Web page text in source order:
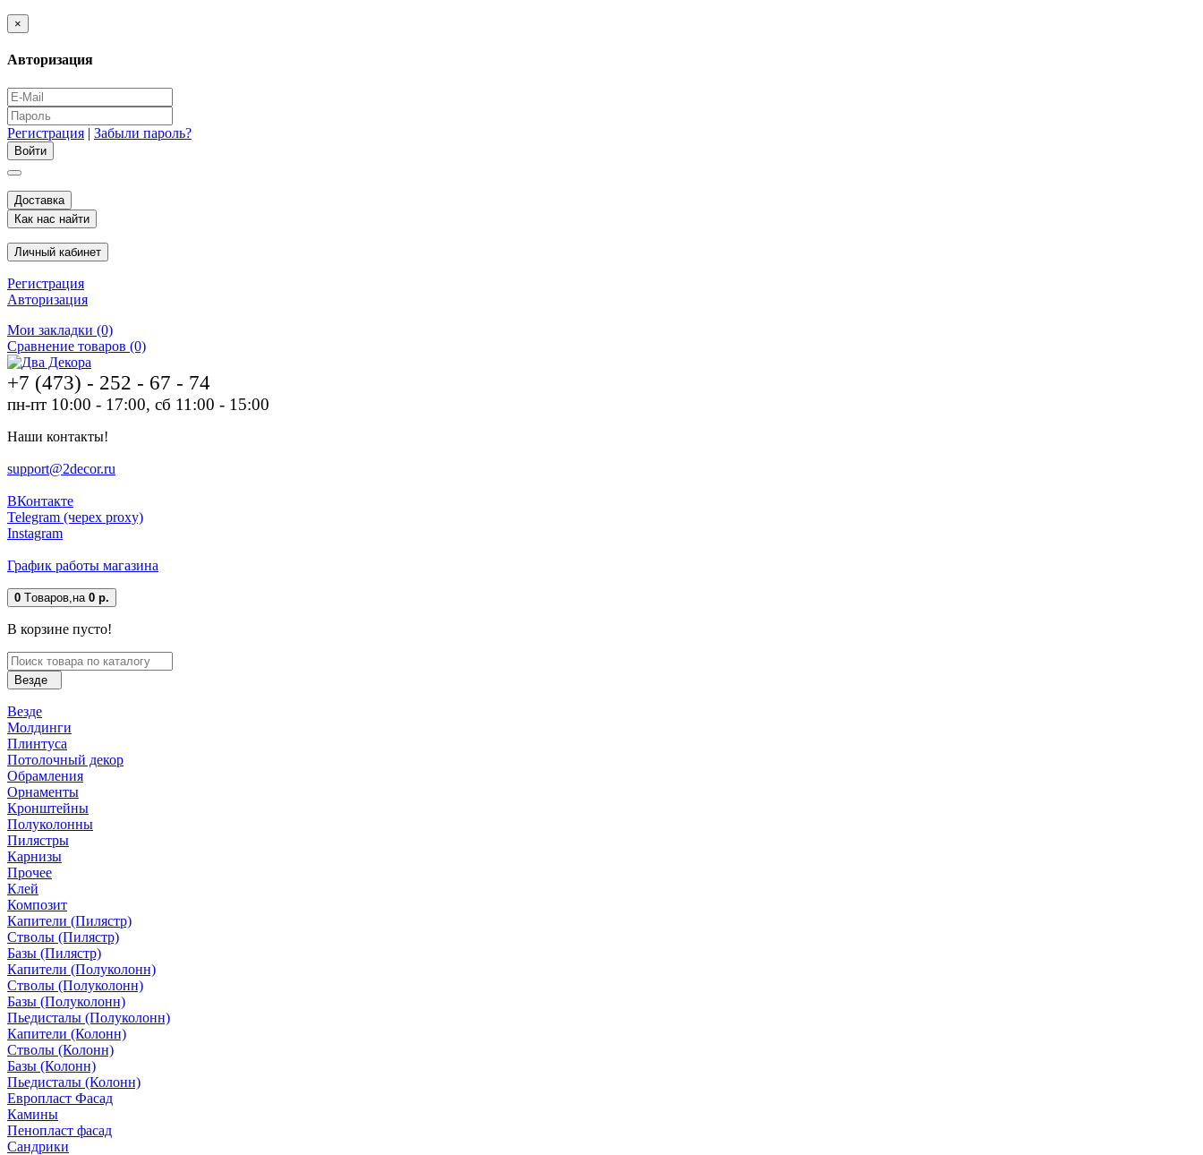
×
Авторизация
Регистрация | Забыли пароль?
Доставка
Как нас найти
Личный кабинет
Регистрация
Авторизация
Мои закладки (0)
Сравнение товаров (0)
+7 (473) - 252 - 67 - 74
пн-пт 10:00 - 17:00, сб 11:00 - 15:00
Наши контакты!
support@2decor.ru
ВКонтакте
Telegram (черех proxy)
Instagram
График работы магазина
0 Tоваров, на 0 р.
В корзине пусто!
Везде
Везде
Молдинги
Плинтуса
Потолочный декор
Обрамления
Орнаменты
Кронштейны
Полуколонны
Пилястры
Карнизы
Прочее
Клей
Композит
Капители (Пилястр)
Стволы (Пилястр)
Базы (Пилястр)
Капители (Полуколонн)
Стволы (Полуколонн)
Базы (Полуколонн)
Пьедисталы (Полуколонн)
Капители (Колонн)
Стволы (Колонн)
Базы (Колонн)
Пьедисталы (Колонн)
Европласт Фасад
Камины
Пенопласт фасад
Сандрики